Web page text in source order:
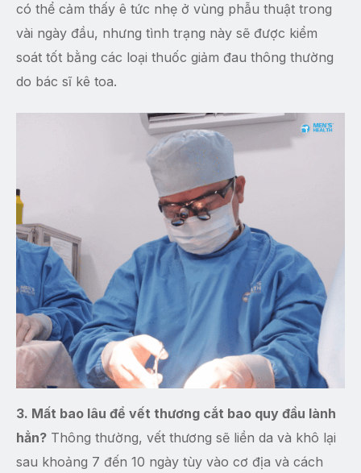
có thể cảm thấy ê tức nhẹ ở vùng phẫu thuật trong
vài ngày đầu, nhưng tình trạng này sẽ được kiểm
soát tốt bằng các loại thuốc giảm đau thông thường
do bác sĩ kê toa.
3. Mất bao lâu để vết thương cắt bao quy đầu lành
hẳn? Thông thường, vết thương sẽ liền da và khô lại
sau khoảng 7 đến 10 ngày tùy vào cơ địa và cách